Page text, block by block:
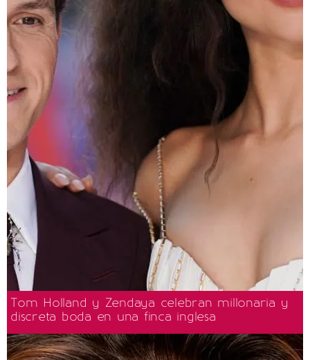
Tom Holland y Zendaya celebran millonaria y
discreta boda en una finca inglesa